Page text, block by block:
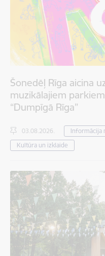
Šonedēļ Rīga aicina
muzikālajiem
“Dumpīgā Rīga”
03.08.2026. Informācija
Kultūra un izklaide